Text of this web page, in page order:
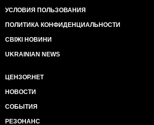
УСЛОВИЯ ПОЛЬЗОВАНИЯ
ПОЛИТИКА КОНФИДЕНЦИАЛЬНОСТИ
СВІЖІ НОВИНИ
UKRAINIAN NEWS
ЦЕНЗОР.НЕТ
НОВОСТИ
СОБЫТИЯ
РЕЗОНАНС